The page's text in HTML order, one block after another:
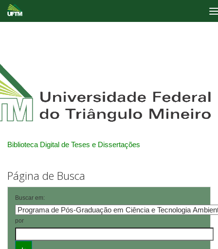
Biblioteca Digital de Teses e Dissertações
Página de Busca
Buscar em:
por